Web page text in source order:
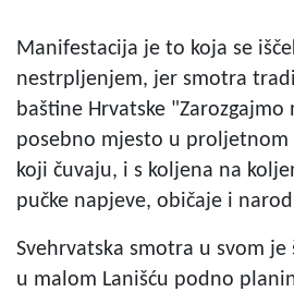
Manifestacija je to koja se
nestrpljenjem, jer smotra
baštine Hrvatske "Zarozgajmo
posebno mjesto u proljetnom
koji čuvaju, i s koljena na
pučke napjeve, običaje i
Svehrvatska smotra u svom
u malom Lanišću podno